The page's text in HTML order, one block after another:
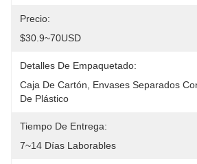
Precio:
$30.9~70USD
Detalles De Empaquetado:
Caja De Cartón, Envases Separados
De Plástico
Tiempo De Entrega:
7~14 Días Laborables